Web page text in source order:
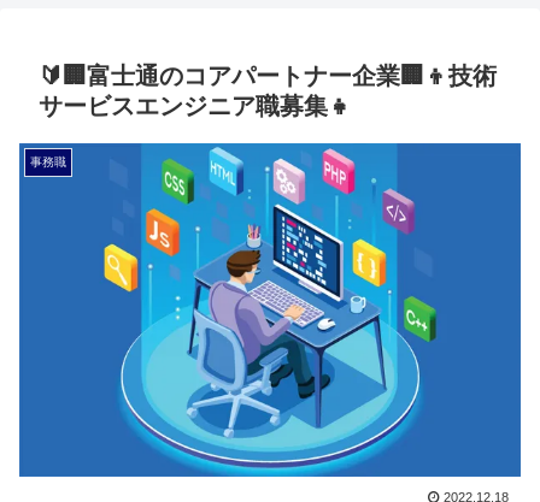
🔰🏢富士通のコアパートナー企業🏢👦技術
サービスエンジニア職募集👧
事務職
2022.12.18